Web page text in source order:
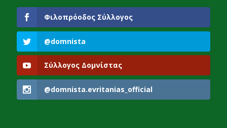
Φιλοπρόοδος Σύλλογος
@domnista
Σύλλογος Δομνίστας
@domnista.evritanias_official